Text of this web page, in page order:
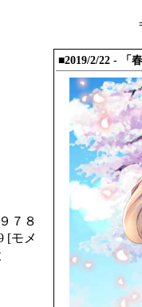
７８
[モメ
■2019/2/22 - 「